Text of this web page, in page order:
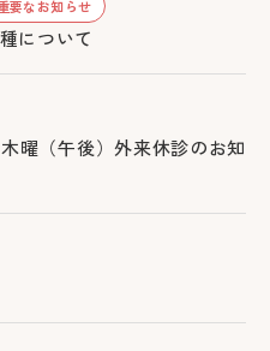
要なお知らせ
について
曜（午後）外来休診のお知